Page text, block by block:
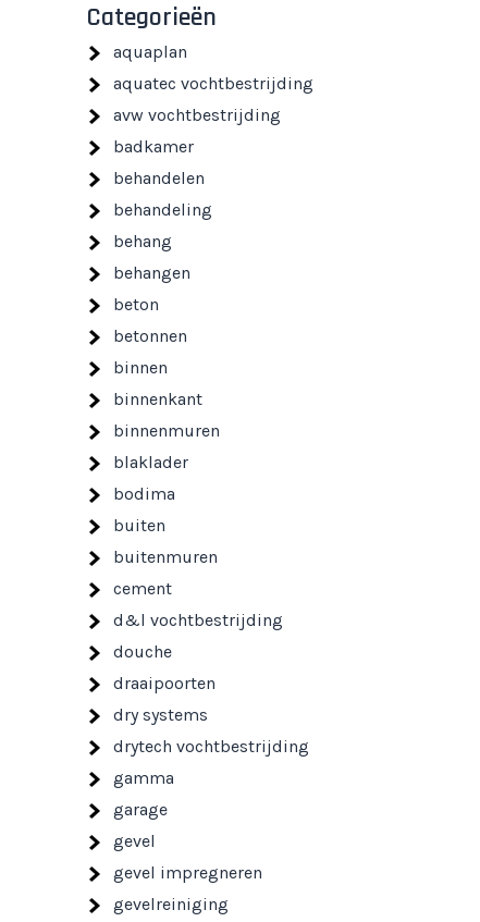
Categorieën
aquaplan
aquatec vochtbestrijding
avw vochtbestrijding
badkamer
behandelen
behandeling
behang
behangen
beton
betonnen
binnen
binnenkant
binnenmuren
blaklader
bodima
buiten
buitenmuren
cement
d&l vochtbestrijding
douche
draaipoorten
dry systems
drytech vochtbestrijding
gamma
garage
gevel
gevel impregneren
gevelreiniging